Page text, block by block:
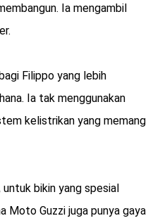
Ia mengambil
Filippo yang lebih
Ia tak menggunakan
kelistrikan yang memang
untuk bikin yang spesial
Moto Guzzi juga punya gaya